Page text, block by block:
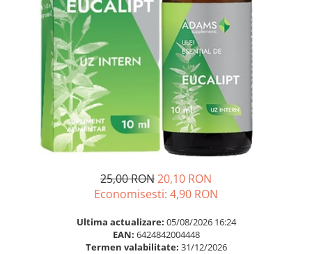
Omega 3
Par si unghii
Probiotice si prebiotice
Prostata
Sanatate urinara
Sistemul respirator
Slabire si control greutate
Somn stres si anxietate
Supliment Complexe
Ingrijire par
Balsam masca si tratament
Produse cu SPF Pentru Fata
Repelenti insecte
25,00 RON20,10 RON
Economisesti: 4,90 RON
Ultima actualizare: 05/08/2026 16:24
EAN: 6424842004448
Termen valabilitate: 31/12/2026